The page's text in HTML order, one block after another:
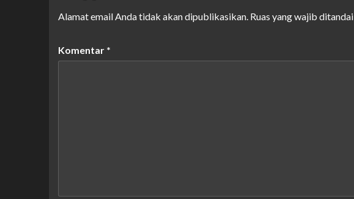
Alamat email Anda tidak akan dipublikasikan. Ruas yang wajib ditandai
Komentar *